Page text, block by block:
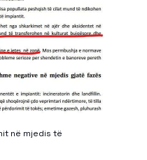
në mjedis të